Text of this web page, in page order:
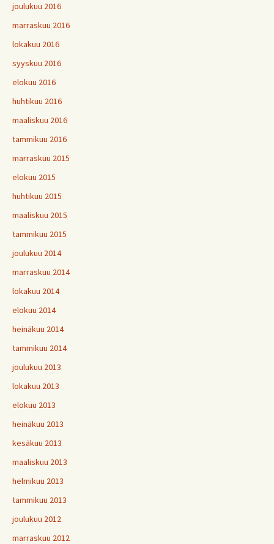
joulukuu 2016
marraskuu 2016
lokakuu 2016
syyskuu 2016
elokuu 2016
huhtikuu 2016
maaliskuu 2016
tammikuu 2016
marraskuu 2015
elokuu 2015
huhtikuu 2015
maaliskuu 2015
tammikuu 2015
joulukuu 2014
marraskuu 2014
lokakuu 2014
elokuu 2014
heinäkuu 2014
tammikuu 2014
joulukuu 2013
lokakuu 2013
elokuu 2013
heinäkuu 2013
kesäkuu 2013
maaliskuu 2013
helmikuu 2013
tammikuu 2013
joulukuu 2012
marraskuu 2012